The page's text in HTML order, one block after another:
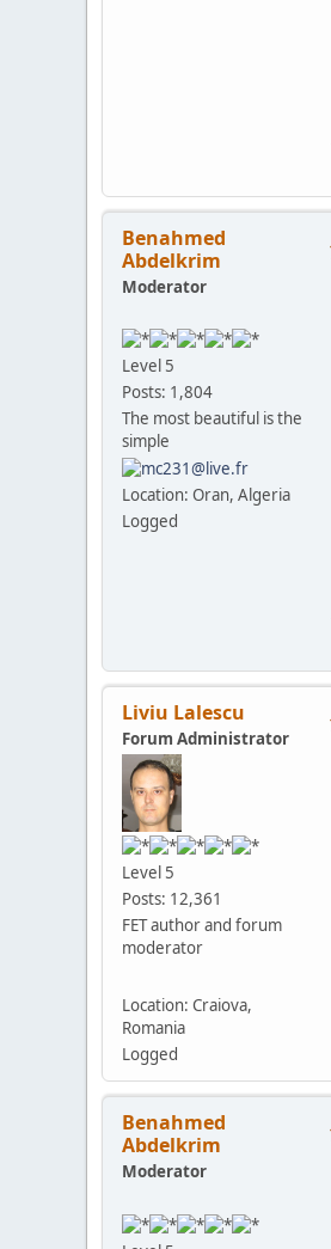
Benahmed
Abdelkrim
Moderator
Level 5
Posts: 1,804
The most beautiful is the
simple
Location: Oran, Algeria
Logged
Liviu Lalescu
Forum Administrator
Level 5
Posts: 12,361
FET author and forum
moderator
Location: Craiova,
Romania
Logged
Benahmed
Abdelkrim
Moderator